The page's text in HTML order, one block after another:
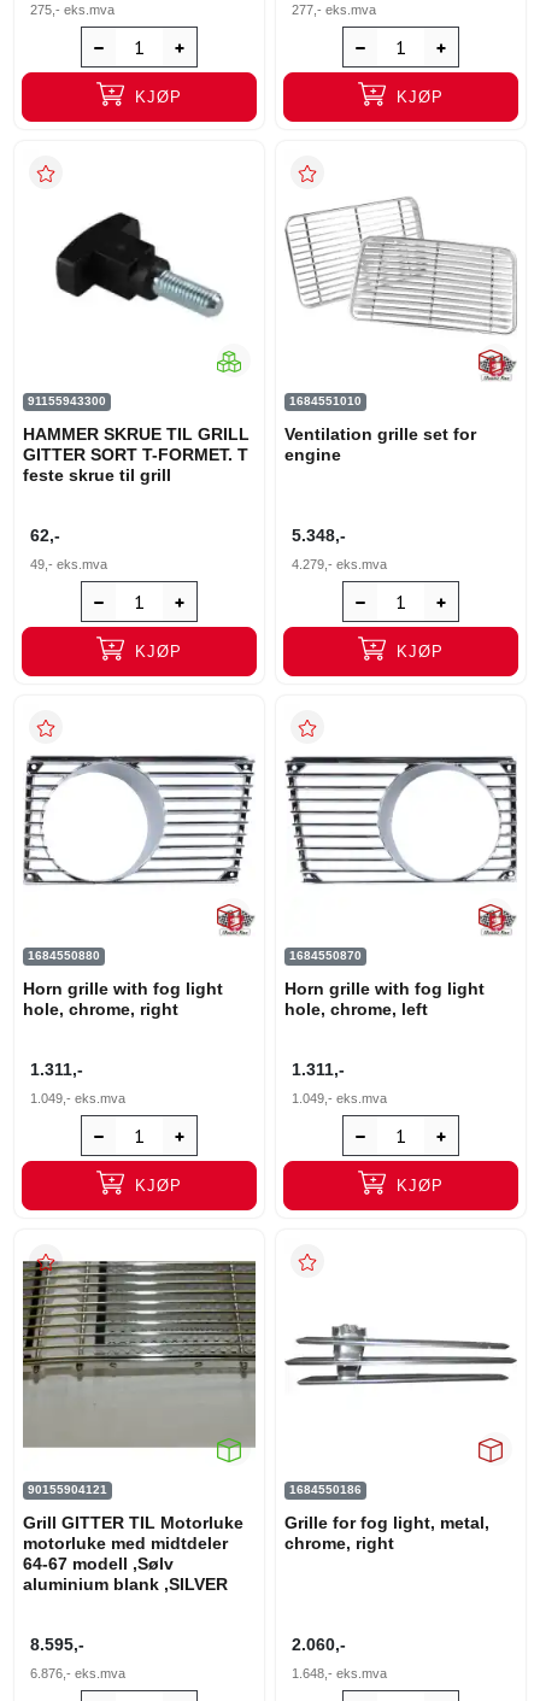
275,- eks.mva
KJØP
277,- eks.mva
KJØP
91155943300
HAMMER SKRUE TIL GRILL
GITTER SORT T-FORMET. T
feste skrue til grill
62,-
49,- eks.mva
KJØP
1684551010
Ventilation grille set for
engine
5.348,-
4.279,- eks.mva
KJØP
1684550880
Horn grille with fog light
hole, chrome, right
1.311,-
1.049,- eks.mva
KJØP
1684550870
Horn grille with fog light
hole, chrome, left
1.311,-
1.049,- eks.mva
KJØP
90155904121
Grill GITTER TIL Motorluke
motorluke med midtdeler
64-67 modell ,Sølv
aluminium blank ,SILVER
8.595,-
6.876,- eks.mva
1684550186
Grille for fog light, metal,
chrome, right
2.060,-
1.648,- eks.mva